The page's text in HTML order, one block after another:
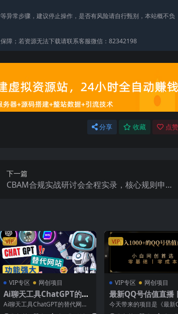
异常步骤，建议停止操作，是否有风险请自行甄别，本站概不负
障；若资源无法下载请联系客服微信：82342198
分享 收藏 点
下一篇
CBAM合规实战研讨会全程实录，核心规则申报
VIP
VIP专区 网创项目
Ai聊天工具ChatGPT的替
代网站，3大功能强大的人
工智能工具
Ai聊天工具ChatGPT的替代网
站，3大功能强大的人工智能工具
VIP
VIP专区 网创项目
最新QQ号估值直播
000 ，适合小白【附
软件 视频教学】
今天带来的项目是《最新
值直播 日入1000 ，适合